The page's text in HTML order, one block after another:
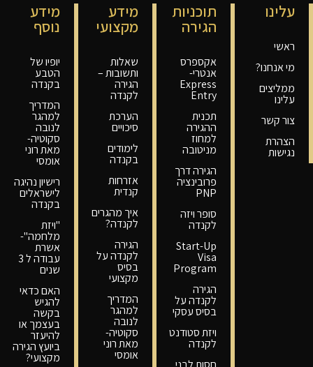
עלינו
ראשי
מי אנחנו?
ממליצים
עלינו
צור קשר
הצהרת
נגישות
תוכניות
הגירה
אקספרס
אנטרי-
Express
Entry
תכנית
ההגירה
למחוז
מניטובה
הגירה דרך
פרובינציה
PNP
סופר ויזה
לקנדה
Start-Up
Visa
Program
הגירה
לקנדה על
בסיס עסקי
ויזת סטודנט
לקנדה
מידע
מקצועי
שאלות
ותשובות –
הגירה
לקנדה
הערכת
סיכויים
לימודים
בקנדה
אזרחות
קנדית
איך מהגרים
לקנדה?
הגירה
לקנדה על
בסיס
מקצועי
המדריך
למהגר
לנובה
סקוטיה-
מאת רוני
אומסי
מידע
נוסף
יופיו של
הטבע
בקנדה
המדריך
למהגר
לנובה
סקוטיה-
מאת רוני
אומסי
רישיון נהיגה
לישראלים
בקנדה
"ויזת
מלחמה"-
אשרת
עבודה ל 3
שנים
האם כדאי
להגיש
בקשה
בעצמך או
להיעזר
ביועץ הגירה
מקצועי?